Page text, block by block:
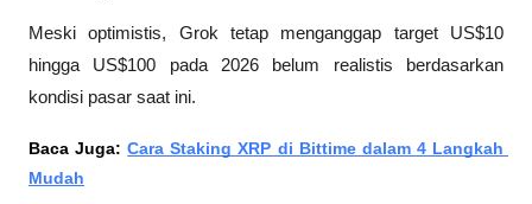
Meski optimistis, Grok tetap menganggap target US$10
hingga US$100 pada 2026 belum realistis berdasarkan
kondisi pasar saat ini.
Baca Juga: Cara Staking XRP di Bittime dalam 4 Langkah
Mudah